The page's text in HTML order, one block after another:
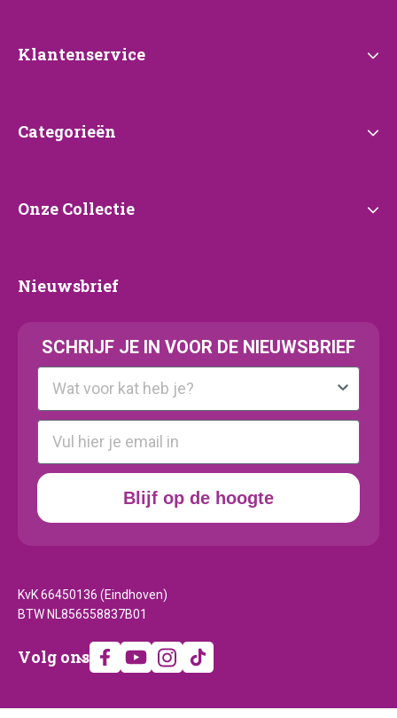
Klantenservice
Klantenservice
Categorieën
Categorieën
Onze
Onze Collectie
Nieuwsbrief
Nieuwsbrief
SCHRIJF JE IN VOOR DE NIEUWSBRIEF
Kattenras
E-mail
Blijf op de hoogte
KvK 66450136 (Eindhoven)
BTW NL856558837B01
Volg
Volg ons